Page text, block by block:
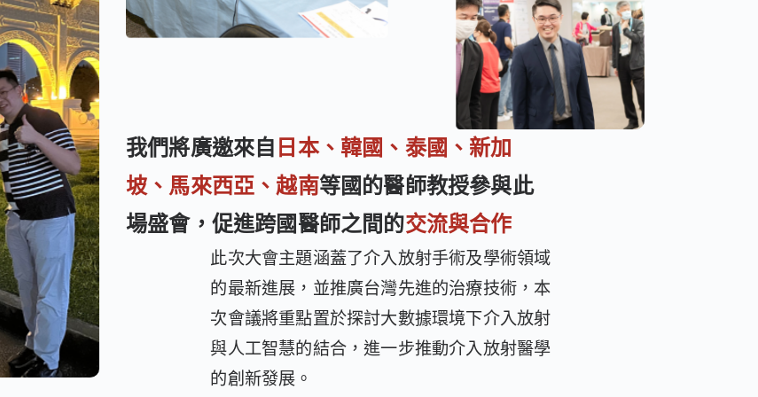
我們將廣邀來自 日本、韓國、泰國、新加
坡、馬來西亞、越南等國的醫師教授參與此
場盛會，促進跨國醫師之間的交流與合作
此次大會主題涵蓋了介入放射手術及學術領域
的最新進展，並推廣台灣先進的治療技術，本
次會議將重點置於探討大數據環境下介入放射
與人工智慧的結合，進一步推動介入放射醫學
的創新發展。